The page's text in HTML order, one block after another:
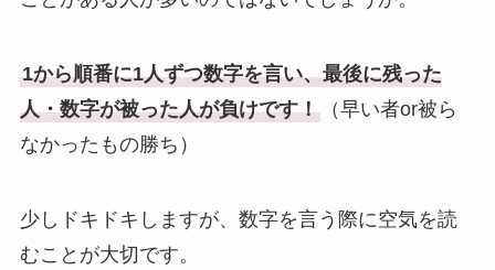
1から順番に1人ずつ数字を言い、最後に残った
人・数字が被った人が負けです！（早い者or被ら
なかったもの勝ち）
少しドキドキしますが、数字を言う際に空気を読
むことが大切です。